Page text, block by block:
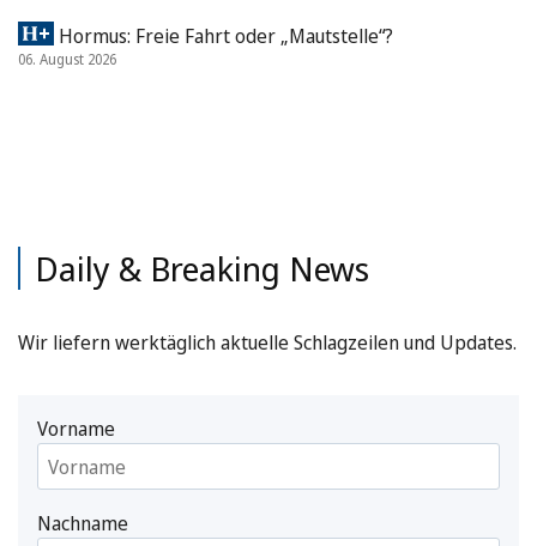
Hormus: Freie Fahrt oder „Mautstelle“?
06. August 2026
Daily & Breaking News
Wir liefern werktäglich aktuelle Schlagzeilen und Updates.
Vorname
Nachname